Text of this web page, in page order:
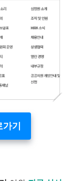
기